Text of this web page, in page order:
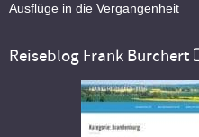
Ausflüge in die Vergangenheit
Reiseblog Frank Burchert